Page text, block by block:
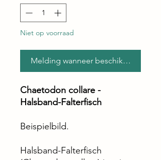
Niet op voorraad
Melding wanneer beschikbaar
Chaetodon collare -
Halsband-Falterfisch
Beispielbild.
Halsband-Falterfisch